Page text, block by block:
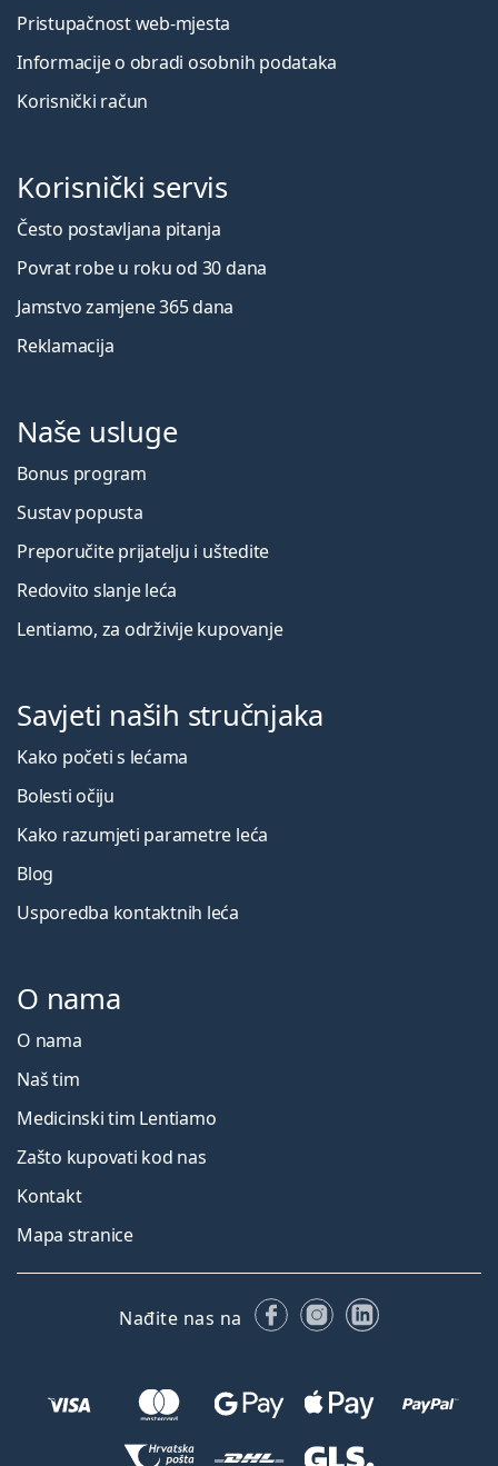
Pristupačnost web-mjesta
Informacije o obradi osobnih podataka
Korisnički račun
Korisnički servis
Često postavljana pitanja
Povrat robe u roku od 30 dana
Jamstvo zamjene 365 dana
Reklamacija
Naše usluge
Bonus program
Sustav popusta
Preporučite prijatelju i uštedite
Redovito slanje leća
Lentiamo, za održivije kupovanje
Savjeti naših stručnjaka
Kako početi s lećama
Bolesti očiju
Kako razumjeti parametre leća
Blog
Usporedba kontaktnih leća
O nama
O nama
Naš tim
Medicinski tim Lentiamo
Zašto kupovati kod nas
Kontakt
Mapa stranice
Nađite nas na FacebookuInstagramu
LinkedIn